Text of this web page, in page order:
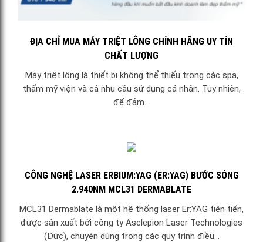
ĐỊA CHỈ MUA MÁY TRIỆT LÔNG CHÍNH HÃNG UY TÍN
CHẤT LƯỢNG
Máy triệt lông là thiết bị không thể thiếu trong các spa,
thẩm mỹ viện và cả nhu cầu sử dụng cá nhân. Tuy nhiên,
để đảm...
CÔNG NGHỆ LASER ERBIUM:YAG (ER:YAG) BƯỚC SÓNG
2.940NM MCL31 DERMABLATE
MCL31 Dermablate là một hệ thống laser Er:YAG tiên tiến,
được sản xuất bởi công ty Asclepion Laser Technologies
(Đức), chuyên dùng trong các quy trình điều...